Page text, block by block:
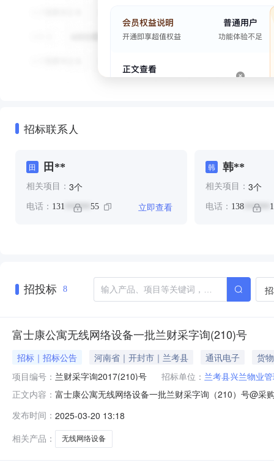
招标联系人
田 田**
相关项目： 3个
电话： 131 ****** 55 立即查看
韩 韩**
相关项目： 3个
电话： 138******
招投标 8
富士康公寓无线网络设备一批兰财采字询(210)号
招标｜招标公告 河南省｜开封市｜兰考县 通讯电子
货物
项目编号： 兰财采字询2017(210)号 招标单位： 兰考县兴兰物业
正文内容： 富士康公寓无线网络设备一批兰财采字询（210）号@采
称：富士康公寓无线网络设备一批项目询价采购项目编
公寓无线网络设备一批项目（参数详见
发布时间： 2025-03-20 13:18
相关产品：
无线网络设备